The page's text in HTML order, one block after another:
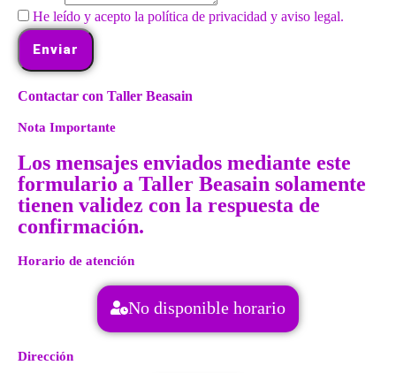
He leído y acepto la política de privacidad y aviso legal.
Enviar
Contactar con Taller Beasain
Nota Importante
Los mensajes enviados mediante este
formulario a Taller Beasain solamente
tienen validez con la respuesta de
confirmación.
Horario de atención
No disponible horario
Dirección